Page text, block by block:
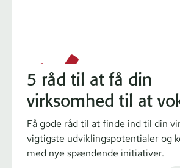
5 råd til at få din
virksomhed til at
Få gode råd til at finde ind til din
vigtigste udviklingspotentialer og
med nye spændende initiativer.